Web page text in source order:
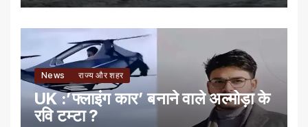
News राज्य और शहर
UK :’फ्लाइंग कार’ बनाने वाले अल्मोड़ा के
रवि टम्टा ?